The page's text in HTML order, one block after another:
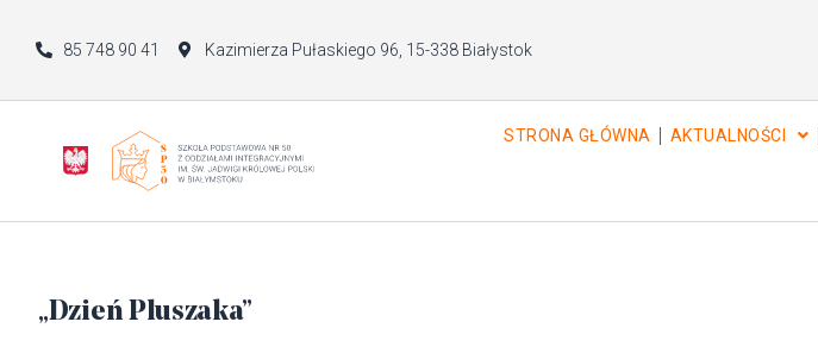
85 748 90 41 Kazimierza Pułaskiego 96, 15-338 Białystok
STRONA GŁÓWNA AKTUALNOŚCI
„Dzień Pluszaka”